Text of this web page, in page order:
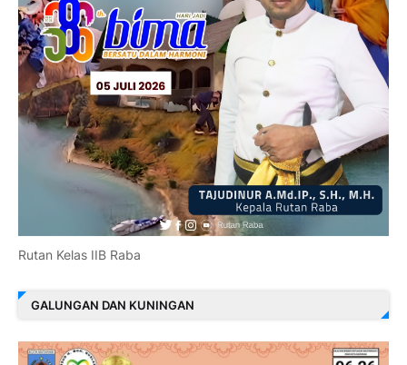
Rutan Kelas IIB Raba
GALUNGAN DAN KUNINGAN